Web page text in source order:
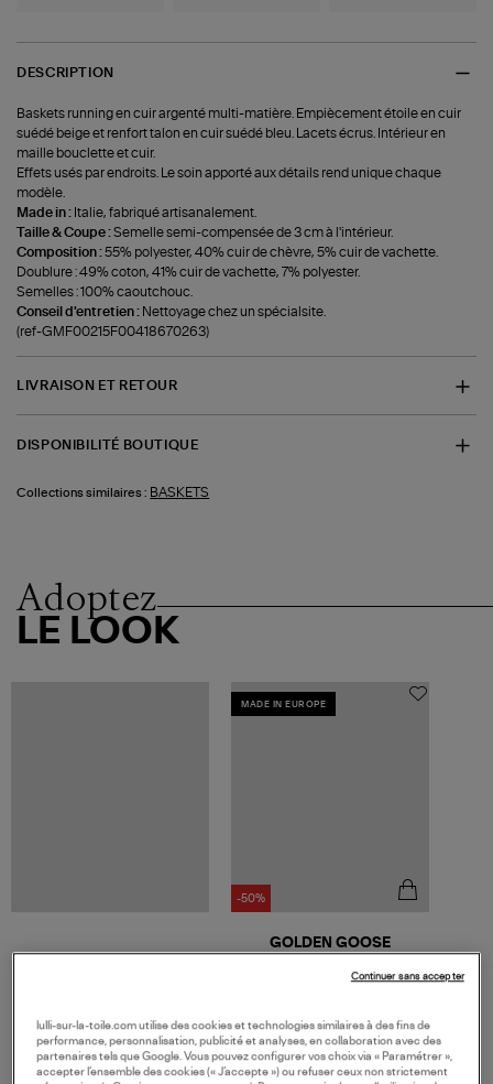
DESCRIPTION
Baskets running en cuir argenté multi-matière. Empiècement étoile en cuir
suédé beige et renfort talon en cuir suédé bleu. Lacets écrus. Intérieur en
maille bouclette et cuir.
Effets usés par endroits. Le soin apporté aux détails rend unique chaque
modèle.
Made in : Italie, fabriqué artisanalement.
Taille & Coupe :Semelle semi-compensée de 3 cm à l'intérieur.
Composition :55% polyester, 40% cuir de chèvre, 5% cuir de vachette.
Doublure : 49% coton, 41% cuir de vachette, 7% polyester.
Semelles : 100% caoutchouc.
Conseil d'entretien : Nettoyage chez un spécialsite.
(ref-GMF00215F00418670263)
LIVRAISON ET RETOUR
DISPONIBILITÉ BOUTIQUE
Collections similaires : BASKETS
Adoptez
LE LOOK
MADE IN EUROPE
-50%
175,00 €
GOLDEN GOOSE
lulli-sur-la-toile.com utilise des cookies et technologies similaires à des fins de
performance, personnalisation, publicité et analyses, en collaboration avec des
partenaires tels que Google. Vous pouvez configurer vos choix via « Paramétrer »,
accepter l’ensemble des cookies (« J’accepte ») ou refuser ceux non strictement
Continuer sans accepter